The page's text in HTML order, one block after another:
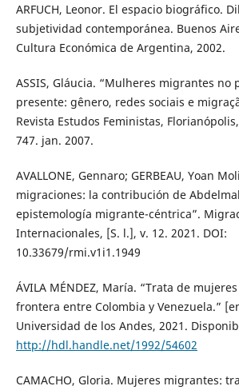
ARFUCH, Leonor. El espacio biográfico.
subjetividad contemporánea. Buenos
Cultura Económica de Argentina, 2002.
ASSIS, Gláucia. “Mulheres migrantes no
presente: gênero, redes sociais e
Revista Estudos Feministas,
747. jan. 2007.
AVALLONE, Gennaro; GERBEAU, Yoan
migraciones: la contribución de
epistemología migrante-céntrica”.
Internacionales, [S. l.], v. 12. 2021. DOI:
10.33679/rmi.v1i1.1949
ÁVILA MÉNDEZ, María. “Trata de
frontera entre Colombia y Venezuela.”
Universidad de los Andes, 2021.
http://hdl.handle.net/1992/54602
CAMACHO, Gloria. Mujeres migrantes: